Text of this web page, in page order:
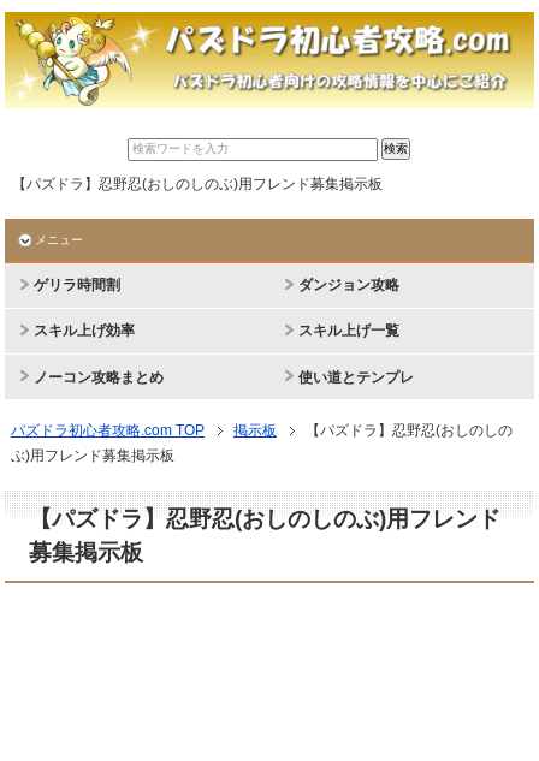
【パズドラ】忍野忍(おしのしのぶ)用フレンド募集掲示板
メニュー
ゲリラ時間割 ダンジョン攻略
スキル上げ効率 スキル上げ一覧
ノーコン攻略まとめ 使い道とテンプレ
パズドラ初心者攻略.com TOP 掲示板
【パズドラ】忍野忍(おしのしの
ぶ)用フレンド募集掲示板
【パズドラ】忍野忍(おしのしのぶ)用フレンド
募集掲示板